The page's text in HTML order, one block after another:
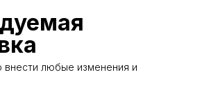
внести любые изменения и